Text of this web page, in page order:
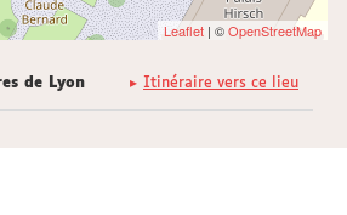
Leaflet | ©OpenStreetMap
Itinéraire vers ce lieu
de Lyon